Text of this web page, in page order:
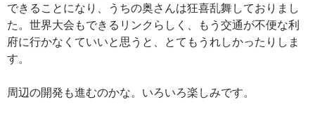
できることになり、うちの奥さんは狂喜乱舞しておりまし
た。世界大会もできるリンクらしく、もう交通が不便な利
府に行かなくていいと思うと、とてもうれしかったりしま
す。
周辺の開発も進むのかな。いろいろ楽しみです。